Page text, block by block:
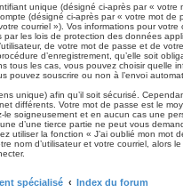
unique (désigné ci-après par « votre
(désigné ci-après par « votre mot de
courriel »). Vos informations pour
les lois de protection des données
de votre mot de passe et de
d’enregistrement, qu’elle soit
tous les cas, vous pouvez choisir quelle
pouvez souscrire ou non à l’envoi
unique) afin qu’il soit sécurisé.
différents. Votre mot de passe est le
le soigneusement et en aucun cas une
d’une tierce partie ne peut vous
utiliser la fonction « J’ai oublié mon mot
nom d’utilisateur et votre courriel, alors
spécialisé Index du forum